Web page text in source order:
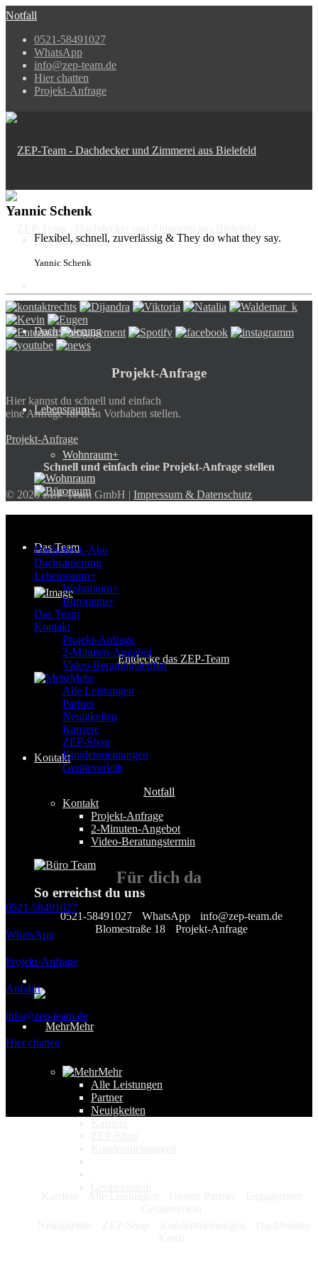
Notfall
0521-58491027
WhatsApp
info@zep-team.de
Hier chatten
Projekt-Anfrage
Dachcheck-Abo
Dachsanierung
Lebensraum+
Wohnraum+
Das Team
Entdecke das ZEP-Team
Kontakt
Kontakt
Projekt-Anfrage
2-Minuten-Angebot
Video-Beratungstermin
So erreichst du uns
0521-58491027 WhatsApp
info@zep-team.de
Blomestraße 18
Projekt-Anfrage
Mehr
Mehr
Alle Leistungen
Partner
Neuigkeiten
Yannic Schenk
Flexibel, schnell, zuverlässig & They do what they say.
Yannic Schenk
Projekt-Anfrage
Hier kannst du schnell und einfach
eine Anfrage für dein Vorhaben stellen.
Projekt-Anfrage
Schnell und einfach eine Projekt-Anfrage stellen
© 2026 ZEP-Team GmbH | Impressum & Datenschutz
Dachcheck-Abo
Dachsanierung
Lebensraum+
Wohnraum+
Büroraum+
Das Team
Kontakt
Projekt-Anfrage
2-Minuten-Angebot
Video-Beratungstermin
Mehr
Alle Leistungen
Partner
Neuigkeiten
Karriere
ZEP-Shop
Kundenmeinungen
Geräteverleih
Notfall
Für dich da
0521-58491027
WhatsApp
Projekt-Anfrage
Anfahrt
info@zep-team.de
Hier chatten